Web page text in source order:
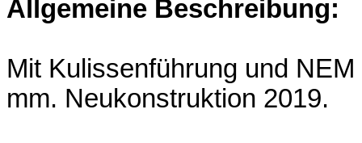
Allgemeine Beschreibung:
Mit Kulissenführung und
mm. Neukonstruktion 2019.